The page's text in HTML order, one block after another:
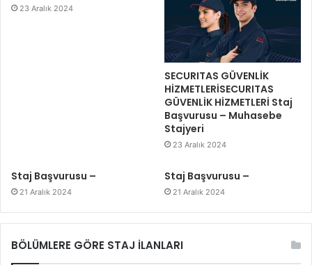
23 Aralık 2024
SECURITAS GÜVENLİK
HİZMETLERİSECURITAS
GÜVENLİK HİZMETLERİ Staj
Başvurusu – Muhasebe
Stajyeri
23 Aralık 2024
Staj Başvurusu –
21 Aralık 2024
Staj Başvurusu –
21 Aralık 2024
BÖLÜMLERE GÖRE STAJ İLANLARI